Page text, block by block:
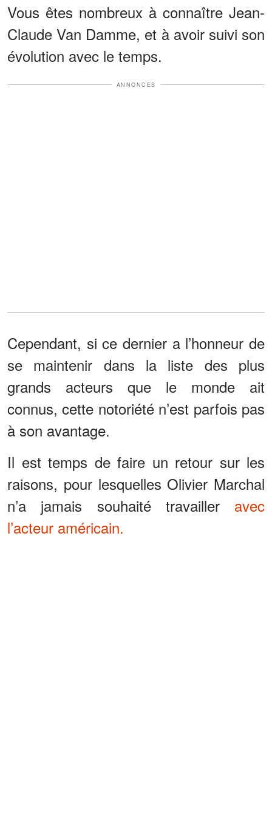
Vous êtes nombreux à connaître Jean-
Claude Van Damme, et à avoir suivi son
évolution avec le temps.
ANNONCES
Cependant, si ce dernier a l’honneur de
se maintenir dans la liste des plus
grands acteurs que le monde ait
connus, cette notoriété n’est parfois pas
à son avantage.
Il est temps de faire un retour sur les
raisons, pour lesquelles Olivier Marchal
n’a jamais souhaité travailler avec
l’acteur américain.